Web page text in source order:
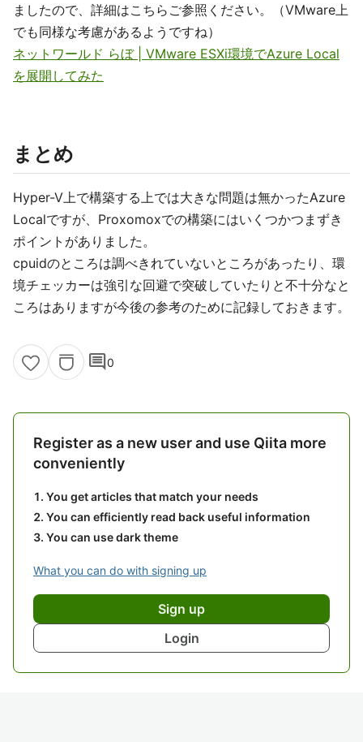
ましたので、詳細はこちらご参照ください。（VMware上
でも同様な考慮があるようですね）
ネットワールド らぼ | VMware ESXi環境でAzure Local
を展開してみた
まとめ
Hyper-V上で構築する上では大きな問題は無かったAzure
Localですが、Proxomoxでの構築にはいくつかつまずき
ポイントがありました。
cpuidのところは調べきれていないところがあったり、環
境チェッカーは強引な回避で突破していたりと不十分なと
ころはありますが今後の参考のために記録しておきます。
comment0
Register as a new user and use Qiita more
conveniently
You get articles that match your needs
You can efficiently read back useful information
You can use dark theme
What you can do with signing up
Sign up
Login